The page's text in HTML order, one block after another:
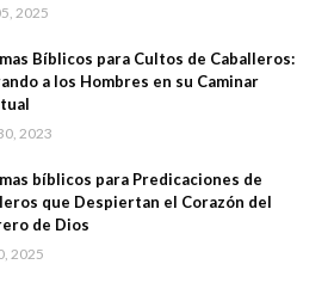
2025
Bíblicos para Cultos de Caballeros:
a los Hombres en su Caminar
2023
bíblicos para Predicaciones de
que Despiertan el Corazón del
de Dios
2025